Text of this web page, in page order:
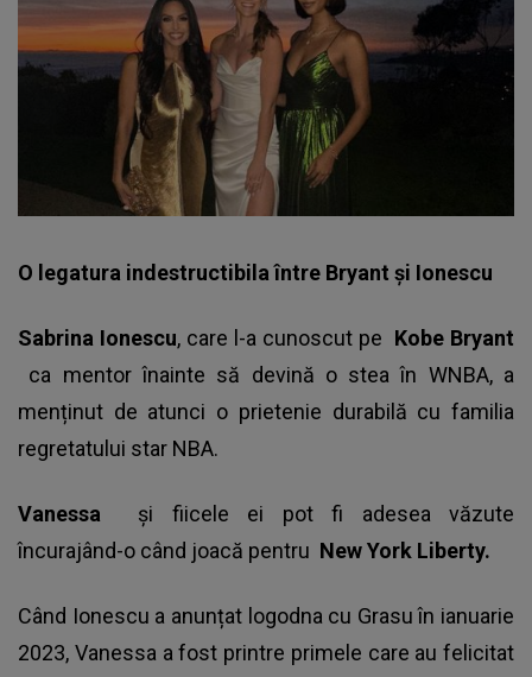
O legatura indestructibila între Bryant și Ionescu
Sabrina Ionescu, care l-a cunoscut pe Kobe Bryant
ca mentor înainte să devină o stea în WNBA, a
menținut de atunci o prietenie durabilă cu familia
regretatului star NBA.
Vanessa
și fiicele ei pot fi adesea văzute
încurajând-o când joacă pentru New York Liberty.
Când Ionescu a anunțat logodna cu Grasu în ianuarie
2023, Vanessa a fost printre primele care au felicitat